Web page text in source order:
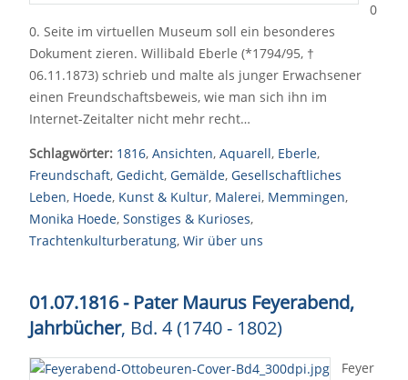
0
0. Seite im virtuellen Museum soll ein besonderes
Dokument zieren. Willibald Eberle (*1794/95, †
06.11.1873) schrieb und malte als junger Erwachsener
einen Freundschaftsbeweis, wie man sich ihn im
Internet-Zeitalter nicht mehr recht…
Schlagwörter: 1816, Ansichten, Aquarell, Eberle,
Freundschaft, Gedicht, Gemälde, Gesellschaftliches
Leben, Hoede, Kunst & Kultur, Malerei, Memmingen,
Monika Hoede, Sonstiges & Kurioses,
Trachtenkulturberatung, Wir über uns
01.07.1816 - Pater Maurus Feyerabend,
Jahrbücher, Bd. 4 (1740 - 1802)
Feyer